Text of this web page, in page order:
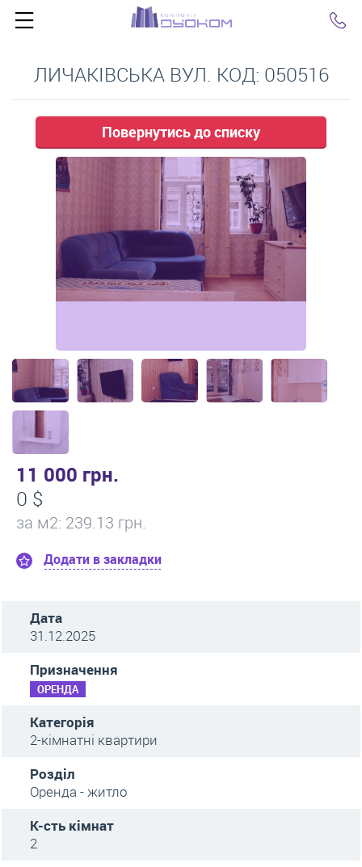
ЛИЧАКІВСЬКА ВУЛ. КОД: 050516
Повернутись до списку
11 000 грн.
0 $
за м2: 239.13 грн.
Додати в закладки
Дата
31.12.2025
Призначення
ОРЕНДА
Категорія
2-кімнатні квартири
Розділ
Оренда - житло
К-сть кімнат
2